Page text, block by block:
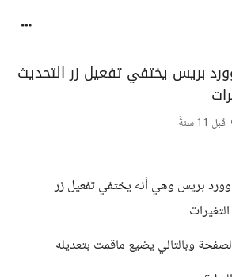
بريس يختفي تفعيل زر التحديث
قبل 11 سنةً
بريس وهي أنه يختفي تفعيل زر
وبالتالي يضيع ماقمت بتعديله